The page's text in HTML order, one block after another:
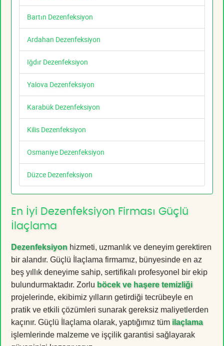
Bartın Dezenfeksiyon
Ardahan Dezenfeksiyon
Iğdır Dezenfeksiyon
Yalova Dezenfeksiyon
Karabük Dezenfeksiyon
Kilis Dezenfeksiyon
Osmaniye Dezenfeksiyon
Düzce Dezenfeksiyon
En İyi Dezenfeksiyon Firması Güçlü
İlaçlama
Dezenfeksiyon hizmeti, uzmanlık ve deneyim gerektiren
bir alandır. Güçlü İlaçlama firmamız, bünyesinde en az
beş yıllık deneyime sahip, sertifikalı profesyonel bir ekip
bulundurmaktadır. Zorlu böcek ve haşere temizliği
projelerinde, ekibimiz yılların getirdiği tecrübeyle en
pratik ve etkili çözümleri sunarak gereksiz maliyetlerden
kaçınır. Güçlü İlaçlama olarak, yaptığımız tüm ilaçlama
işlemlerinde malzeme ve işçilik garantisi sağlayarak